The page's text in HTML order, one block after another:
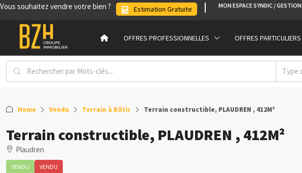
Vous souhaitez vendre votre bien ? Estimation Gratuite MON ESPACE SYNDIC /
OFFRES PROFESSIONNELLES OFFRES PARTICULIERS
Type
Home Vendu Terrain à Bâtir Terrain constructible, PLAUDREN , 412M²
Terrain constructible, PLAUDREN , 412M²
Plaudren
VENDU VENDU